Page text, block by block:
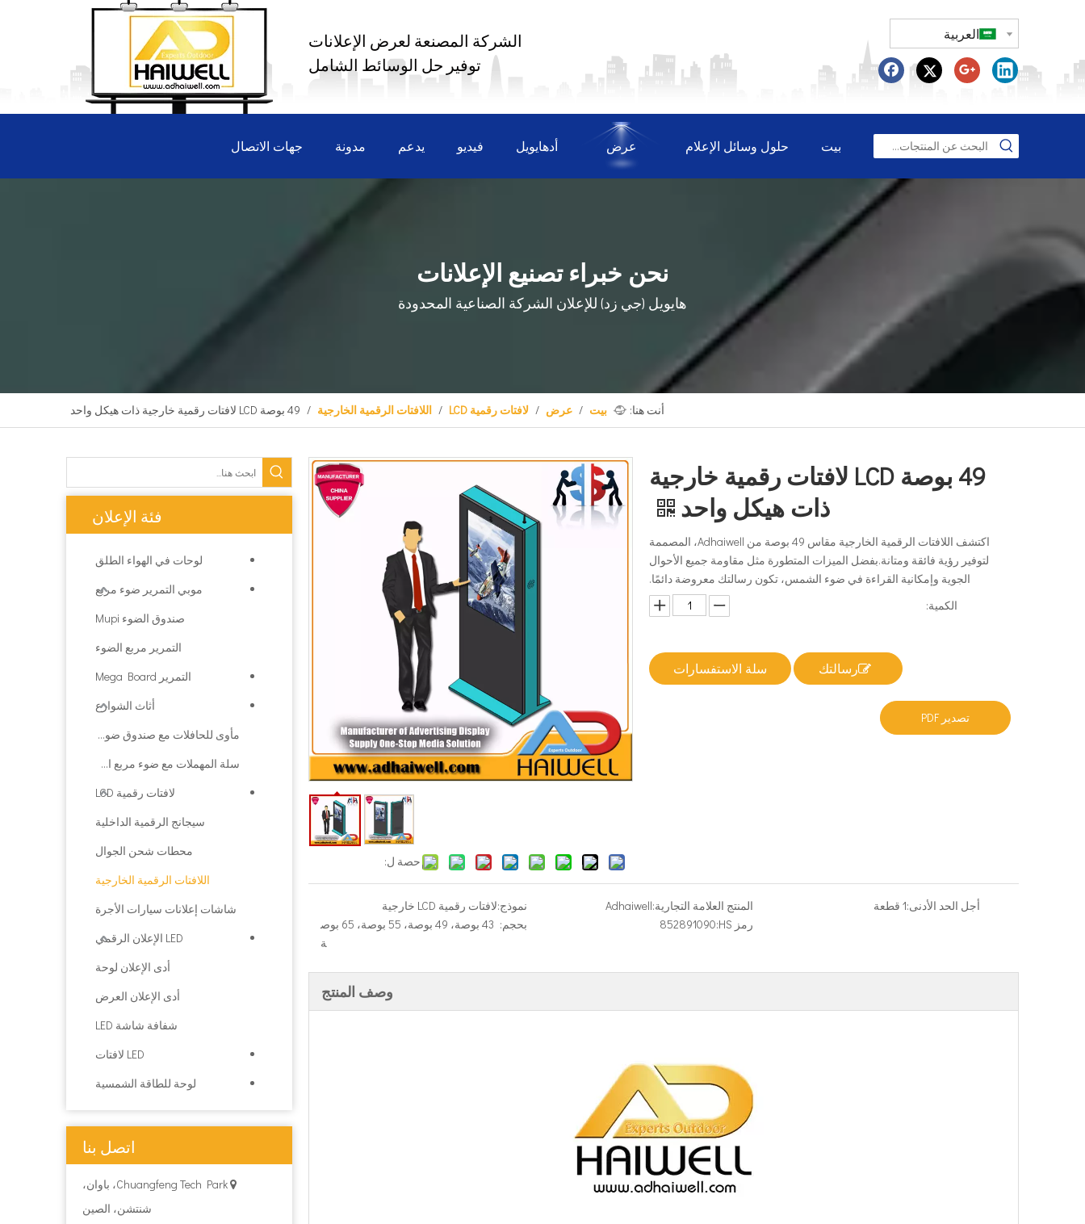
الشركة المصنعة لعرض الإعلانات
توفير حل الوسائط الشامل
العربية
بيت حلول وسائل الإعلام عرض أدهايويل فيديو يدعم مدونة جهات الاتصال
نحن خبراء تصنيع الإعلانات
هايويل (جي زد) للإعلان الشركة الصناعية المحدودة
أنت هنا: بيت / عرض / لافتات رقمية LCD / اللافتات الرقمية الخارجية / 49 بوصة LCD لافتات رقمية خارجية ذات هيكل واحد
فئة الإعلان
لوحات في الهواء الطلق
موبي التمرير ضوء مربع
صندوق الضوء Mupi
التمرير مربع الضوء
التمرير Mega Board
أثاث الشوارع
مأوى للحافلات مع صندوق ضوء الإعلان
سلة المهملات مع ضوء مربع الإعلان
لافتات رقمية LCD
سيجانج الرقمية الداخلية
محطات شحن الجوال
اللافتات الرقمية الخارجية
شاشات إعلانات سيارات الأجرة
LED الإعلان الرقمي
أدى الإعلان لوحة
أدى الإعلان العرض
شفافة شاشة LED
LED لافتات
لوحة للطاقة الشمسية
اتصل بنا

Chuangfeng Tech Park، باوان،
شنتشن، الصين
حصة ل:
49 بوصة LCD لافتات رقمية خارجية
ذات هيكل واحد
اكتشف اللافتات الرقمية الخارجية مقاس 49 بوصة من Adhaiwell، المصممة
لتوفير رؤية فائقة ومتانة.بفضل الميزات المتطورة مثل مقاومة جميع الأحوال
الجوية وإمكانية القراءة في ضوء الشمس، تكون رسالتك معروضة دائمًا.
الكمية:
رسالتك سلة الاستفسارات
تصدير PDF
نموذج:لافتات رقمية LCD خارجية المنتج العلامة التجارية:Adhaiwell أجل الحد الأدنى:1 قطعة
بحجم:
43 بوصة، 49 بوصة، 55 بوصة، 65 بوص
ة
رمز HS: 852891090
وصف المنتج